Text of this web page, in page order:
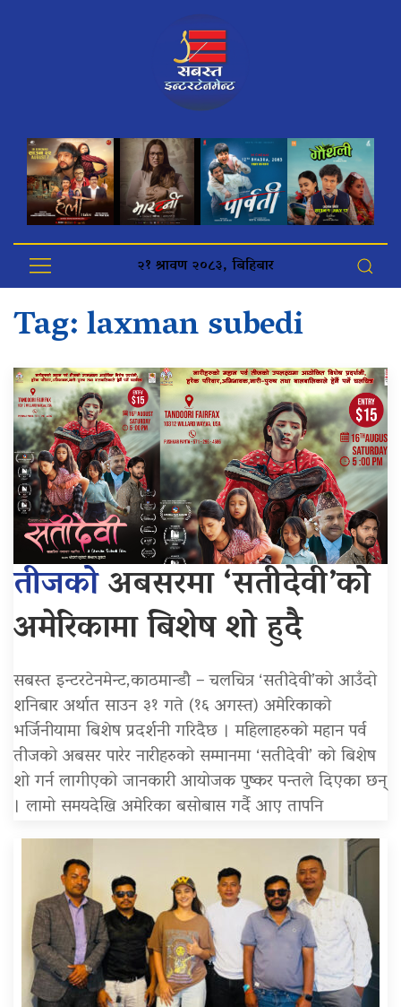
२१ श्रावण २०८३, बिहिबार
Tag:laxman subedi
तीजकोअबसरमा ‘सतीदेवी’को
अमेरिकामा बिशेष शो हुदै
सबस्त इन्टरटेनमेन्ट,काठमान्डौ – चलचित्र ‘सतीदेवी’को आउँदो
शनिबार अर्थात साउन ३१ गते (१६ अगस्त) अमेरिकाको
भर्जिनीयामा बिशेष प्रदर्शनी गरिदैछ । महिलाहरुको महान पर्व
तीजको अबसर पारेर नारीहरुको सम्मानमा ‘सतीदेवी’ को बिशेष
शो गर्न लागीएको जानकारी आयोजक पुष्कर पन्तले दिएका छन्
। लामो समयदेखि अमेरिका बसोबास गर्दै आए तापनि